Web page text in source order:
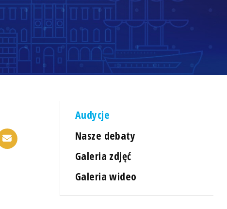
Audycje
Nasze debaty
Galeria zdjęć
Galeria wideo